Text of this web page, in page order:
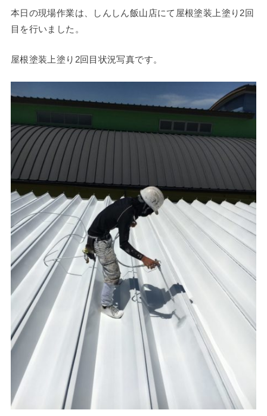
本日の現場作業は、しんしん飯山店にて屋根塗装上塗り2回
目を行いました。
屋根塗装上塗り2回目状況写真です。